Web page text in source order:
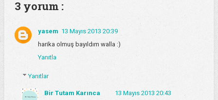
3 yorum :
yasem 13 Mayıs 2013 20:39
harika olmuş bayıldım walla :)
Yanıtla
Yanıtlar
Bir Tutam Karınca
13 Mayıs 2013 20:43